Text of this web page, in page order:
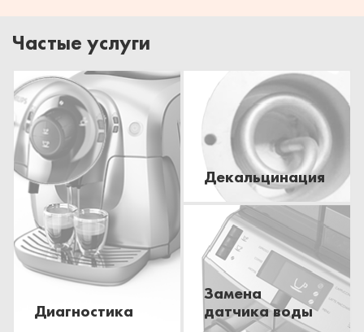
Частые услуги
Диагностика
Декальцинация
Замена
датчика воды